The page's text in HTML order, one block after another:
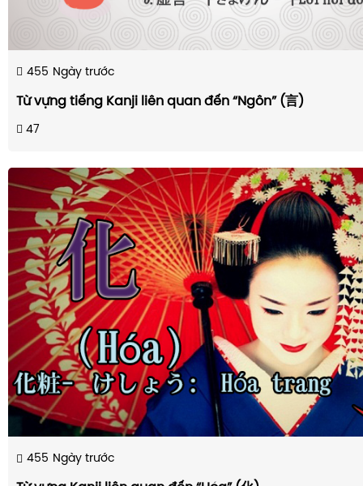
455 Ngày trước
Từ vựng tiếng Kanji liên quan đến “Ngôn” (言)
47
455 Ngày trước